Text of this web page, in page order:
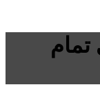
تمام